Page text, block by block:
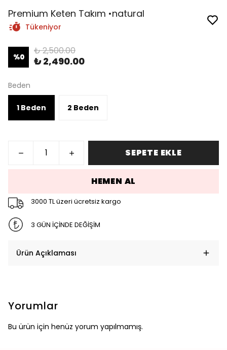
Premium Keten Takım •natural
Tükeniyor
%0
₺ 2,500.00
₺ 2,490.00
Beden
1 Beden 2 Beden
SEPETE EKLE
HEMEN AL
3000 TL üzeri ücretsiz kargo
3 GÜN İÇİNDE DEĞİŞİM
Ürün Açıklaması
Yorumlar
Bu ürün için henüz yorum yapılmamış.